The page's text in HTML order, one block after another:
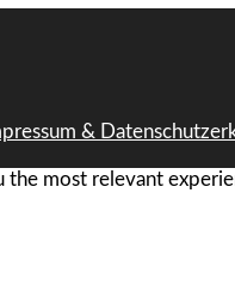
&
most relevant